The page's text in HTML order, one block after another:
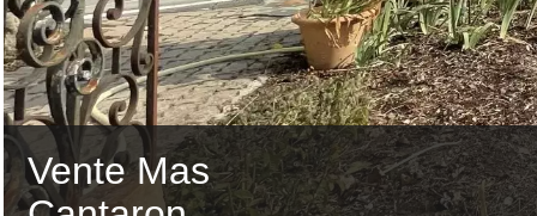
Vente Mas